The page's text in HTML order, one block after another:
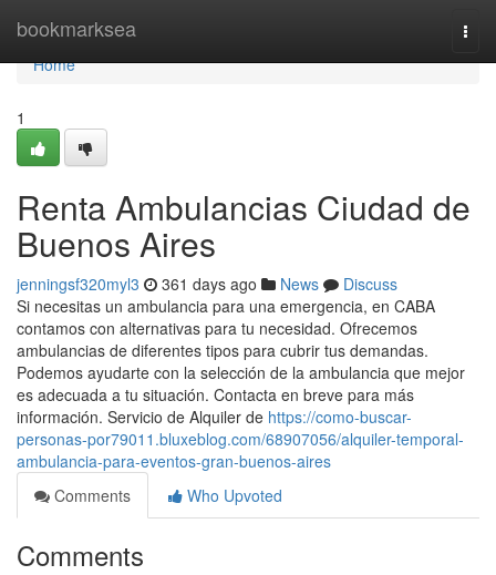
bookmarksea
Home
Home
1
Renta Ambulancias Ciudad de
Buenos Aires
jenningsf320myl3 361 days ago News
Discuss
Si necesitas un ambulancia para una emergencia, en CABA
contamos con alternativas para tu necesidad. Ofrecemos
ambulancias de diferentes tipos para cubrir tus demandas.
Podemos ayudarte con la selección de la ambulancia que mejor
es adecuada a tu situación. Contacta en breve para más
información. Servicio de Alquiler de https://como-buscar-
personas-por79011.bluxeblog.com/68907056/alquiler-temporal-
ambulancia-para-eventos-gran-buenos-aires
Comments
Who Upvoted
Comments